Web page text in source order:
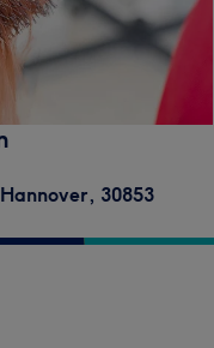
Hannover, 30853